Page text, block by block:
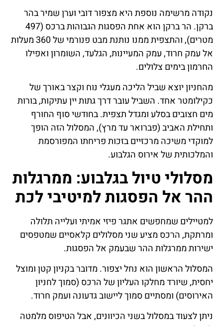
נקודה מרשימה נוספת היא מצפור דובי וערן שמיר בהר
ברקן. הר ברקן הוא אחת הפסגות הגבוהות ברכס (497
מטרים), והתצפית ממנו נותנת מבט פנורמי של 360 מעלות
אל עמק חרוד, עמק המעיינות, הגלעד, השומרון ואפילו
החרמון בימים צלולים.
מהחניון יוצא שביל הליכה מעגלי נוח וקצר באורך של
כקילומטר אחד. השביל עובר דרך גתות יין עתיקות, בורות
מים חצובים בסלע ומגדל תצפית. בחודשי סוף החורף
ותחילת האביב (פברואר עד מרץ), המסלול הזה הופך
למוקדי משיכה מרכזיים בזכות פריחתו המפורסמת
והמלכותית של אירוס הגלבוע.
מסלולי טיול בגלבוע: ממרגלות
ההר אל הפסגות למיטיבי לכת
למטיילים שמחפשים אתגר פיזי אמיתי ועלייה תלולה
ומרתקת, הרכס מציע שני מסלולים קלאסיים שמטפסים
ישירות ממרגלות ההר שבעמק אל הפסגות.
המסלול הראשון הוא נחל יצפור. מדובר בקניון קטן ומוצל
יחסית, שיורד מחלקו העליון של הרכס (סמוך לחניון
האירוסים) ומסתיים סמוך ליישוב גדעונה ועמק חרוד.
ניתן לצעוד במסלול בשני הכיוונים, אבל הטיפוס מלמטה